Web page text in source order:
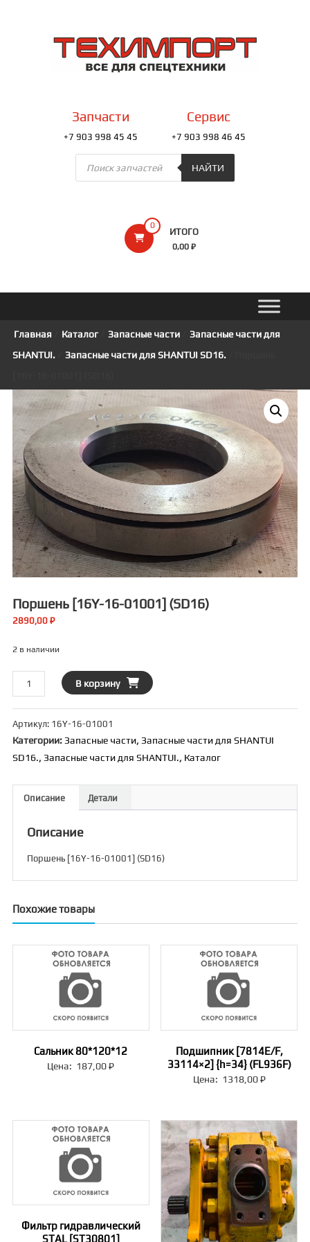
содержимомуТЕХИМПОРТ
Всё
0
ИТОГО
0,00 ₽
Запчасти
+7 903 998 45 45
Сервис
+7 903 998 46 45
Поиск
товаров
НАЙТИ
Главная Каталог/ Запасные части/
Запасные части для
SHANTUI./ Запасные части для SHANTUI SD16./ Поршень
Поршень [16Y-16-01001] (SD16)
2890,00 ₽
2 в наличии
Количество
товара
Поршень
[16Y-
16-
01001]
В корзину
Артикул: 16Y-16-01001
Категории:Запасные части,Запасные части для SHANTUI
SD16.,Запасные части для SHANTUI., Каталог
Описание Детали
Описание
Поршень [16Y-16-01001] (SD16)
Похожие товары
Сальник 80*120*12
Цена: 187,00₽
Подшипник [7814E/F,
33114×2] {h=34} (FL936F)
Цена: 1318,00₽
Фильтр гидравлический
STAL [ST30801]